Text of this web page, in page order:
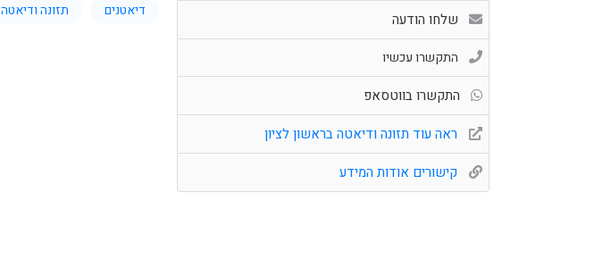
שלחו הודעה
התקשרו עכשיו
התקשרו בווטסאפ
ראה עוד תזונה ודיאטה בראשון לציון
קישורים אודות המידע
דיאטנים תזונה ודיאטה